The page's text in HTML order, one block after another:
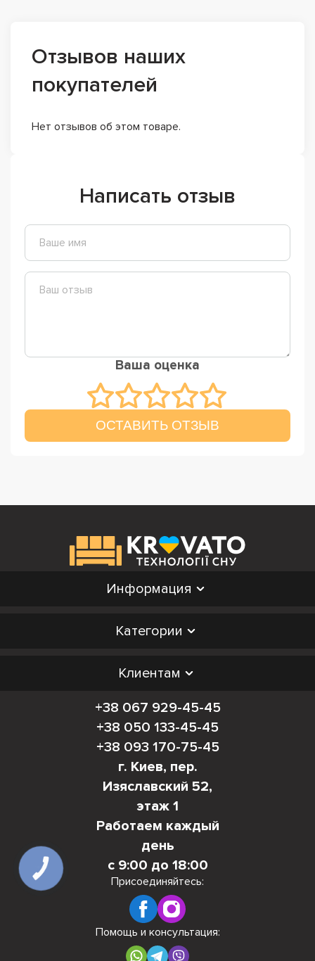
Отзывов наших
покупателей
Нет отзывов об этом товаре.
Написать отзыв
Ваша оценка
ОСТАВИТЬ ОТЗЫВ
Информация
Категории
Клиентам
+38 067 929-45-45
+38 050 133-45-45
+38 093 170-75-45
г. Киев, пер.
Изяславский 52,
этаж 1
Работаем каждый
день
с 9:00 до 18:00
Присоединяйтесь:
Помощь и консультация:
КНОПКА
СВЯЗИ